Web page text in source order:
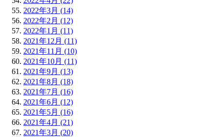
2022年3月 (14)
2022年2月 (12)
2022年1月 (11)
2021年12月 (11)
2021年11月 (10)
2021年10月 (11)
2021年9月 (13)
2021年8月 (18)
2021年7月 (16)
2021年6月 (12)
2021年5月 (16)
2021年4月 (21)
2021年3月 (20)